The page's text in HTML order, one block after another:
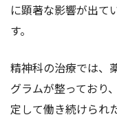
に顕著な影響が出て
す。
精神科の治療では、
グラムが整っており
定して働き続けられ